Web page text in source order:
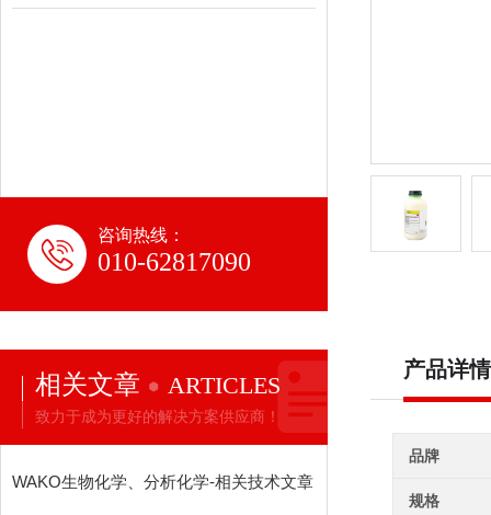
咨询热线：
010-62817090
相关文章 ARTICLES
致力于成为更好的解决方案供应商！
WAKO生物化学、分析化学-相关技术文章
产品详情
品牌
规格